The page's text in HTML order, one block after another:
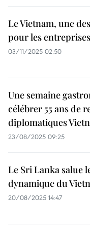
Le Vietnam, une
pour les
03/11/2025 02:50
Une semaine
célébrer 55 ans de
diplomatiques
23/08/2025 09:25
Le Sri Lanka salue
dynamique du
20/08/2025 14:47